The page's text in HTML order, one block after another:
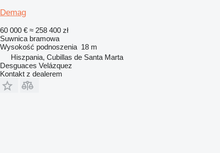
Demag
60 000 € ≈ 258 400 zł
Suwnica bramowa
Wysokość podnoszenia 18 m
Hiszpania, Cubillas de Santa Marta
Desguaces Velázquez
Kontakt z dealerem